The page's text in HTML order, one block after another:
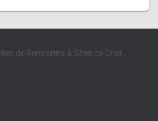
de Rencontre & Sites de Chat